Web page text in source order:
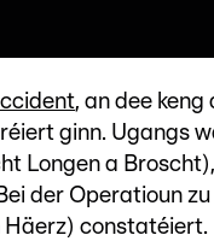
, an dee
ginn. Ugangs
Longen a
der Operatioun
constatéiert.